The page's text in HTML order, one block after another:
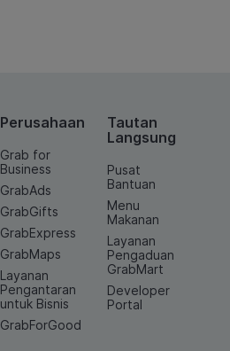
Perusahaan
Grab for
Business
GrabAds
GrabGifts
GrabExpress
GrabMaps
Layanan
Pengantaran
untuk Bisnis
GrabForGood
Tautan
Langsung
Pusat
Bantuan
Menu
Makanan
Layanan
Pengaduan
GrabMart
Developer
Portal